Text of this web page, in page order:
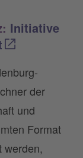
Initiative
der
und
Format
werden,